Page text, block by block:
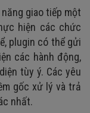
giao tiếp một
hiện các chức
plugin có thể gửi
các hành động,
tùy ý. Các yêu
gốc xử lý và trả
nhất.